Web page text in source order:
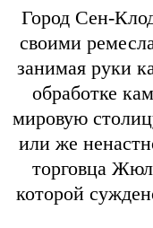
Город Сен-
своими
занимая руки
обработке
мировую
или же
торговца
которой